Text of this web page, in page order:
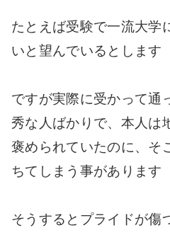
たとえば受験で一流大学
いと望んでいるとします
ですが実際に受かって通
秀な人ばかりで、本人は
褒められていたのに、そ
ちてしまう事があります
そうするとプライドが傷